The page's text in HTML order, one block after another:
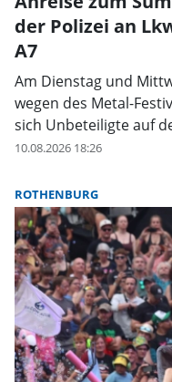
der Polizei an
A7
Am Dienstag und
wegen des Metal-
sich Unbeteiligte auf
10.08.2026 18:26
ROTHENBURG